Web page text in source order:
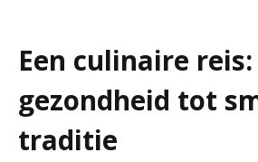
Een culinaire
gezondheid tot
traditie